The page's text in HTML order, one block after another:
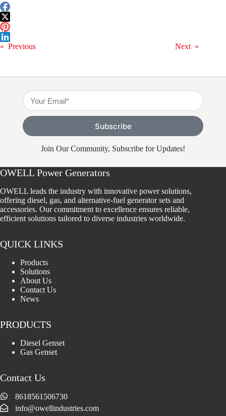
« Previous Next »
Subscribe
Join Our Community, Subscribe for Updates!
OWELL Power Generators
OWELL leads the industry with innovative power solutions,
offering diesel, gas, and alternative-fuel generator sets and
accessories. Our commitment to excellence ensures reliable,
efficient solutions tailored to diverse industries worldwide.
QUICK LINKS
Products
Solutions
About Us
Contact Us
News
PRODUCTS
Diesel Genset
Gas Genset
Contact Us
8618561506730
info@owellindustries.com